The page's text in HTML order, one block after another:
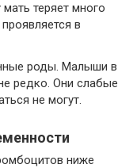
теряет много
в
роды. Малыши в
редко. Они слабые
не могут.
ниже